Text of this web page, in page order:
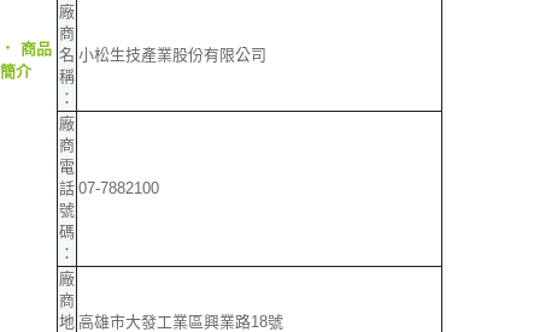
‧ 商品
簡介
廠
商
名
稱
：
小松生技產業股份有限公司
廠
商
電
話
號
碼
：
07-7882100
廠
商
地 高雄市大發工業區興業路18號